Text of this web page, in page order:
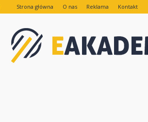
Strona główna O nas Reklama Kontakt